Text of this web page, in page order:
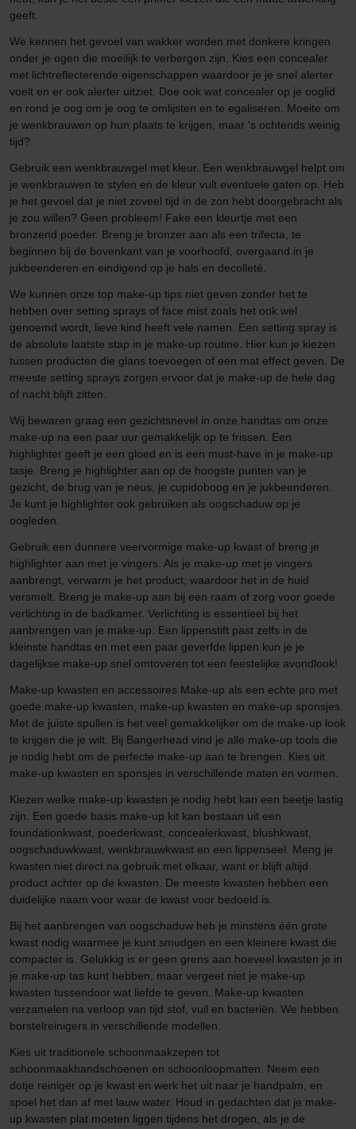
geeft.
We kennen het gevoel van wakker worden met donkere kringen
onder je ogen die moeilijk te verbergen zijn. Kies een concealer
met lichtreflecterende eigenschappen waardoor je je snel alerter
voelt en er ook alerter uitziet. Doe ook wat concealer op je ooglid
en rond je oog om je oog te omlijsten en te egaliseren. Moeite om
je wenkbrauwen op hun plaats te krijgen, maar 's ochtends weinig
tijd?
Gebruik een wenkbrauwgel met kleur. Een wenkbrauwgel helpt om
je wenkbrauwen te stylen en de kleur vult eventuele gaten op. Heb
je het gevoel dat je niet zoveel tijd in de zon hebt doorgebracht als
je zou willen? Geen probleem! Fake een kleurtje met een
bronzend poeder. Breng je bronzer aan als een trifecta, te
beginnen bij de bovenkant van je voorhoofd, overgaand in je
jukbeenderen en eindigend op je hals en decolleté.
We kunnen onze top make-up tips niet geven zonder het te
hebben over setting sprays of face mist zoals het ook wel
genoemd wordt, lieve kind heeft vele namen. Een setting spray is
de absolute laatste stap in je make-up routine. Hier kun je kiezen
tussen producten die glans toevoegen of een mat effect geven. De
meeste setting sprays zorgen ervoor dat je make-up de hele dag
of nacht blijft zitten.
Wij bewaren graag een gezichtsnevel in onze handtas om onze
make-up na een paar uur gemakkelijk op te frissen. Een
highlighter geeft je een gloed en is een must-have in je make-up
tasje. Breng je highlighter aan op de hoogste punten van je
gezicht, de brug van je neus, je cupidoboog en je jukbeenderen.
Je kunt je highlighter ook gebruiken als oogschaduw op je
oogleden.
Gebruik een dunnere veervormige make-up kwast of breng je
highlighter aan met je vingers. Als je make-up met je vingers
aanbrengt, verwarm je het product, waardoor het in de huid
versmelt. Breng je make-up aan bij een raam of zorg voor goede
verlichting in de badkamer. Verlichting is essentieel bij het
aanbrengen van je make-up. Een lippenstift past zelfs in de
kleinste handtas en met een paar geverfde lippen kun je je
dagelijkse make-up snel omtoveren tot een feestelijke avondlook!
Make-up kwasten en accessoires Make-up als een echte pro met
goede make-up kwasten, make-up kwasten en make-up sponsjes.
Met de juiste spullen is het veel gemakkelijker om de make-up look
te krijgen die je wilt. Bij Bangerhead vind je alle make-up tools die
je nodig hebt om de perfecte make-up aan te brengen. Kies uit
make-up kwasten en sponsjes in verschillende maten en vormen.
Kiezen welke make-up kwasten je nodig hebt kan een beetje lastig
zijn. Een goede basis make-up kit kan bestaan uit een
foundationkwast, poederkwast, concealerkwast, blushkwast,
oogschaduwkwast, wenkbrauwkwast en een lippenseel. Meng je
kwasten niet direct na gebruik met elkaar, want er blijft altijd
product achter op de kwasten. De meeste kwasten hebben een
duidelijke naam voor waar de kwast voor bedoeld is.
Bij het aanbrengen van oogschaduw heb je minstens één grote
kwast nodig waarmee je kunt smudgen en een kleinere kwast die
compacter is. Gelukkig is er geen grens aan hoeveel kwasten je in
je make-up tas kunt hebben, maar vergeet niet je make-up
kwasten tussendoor wat liefde te geven. Make-up kwasten
verzamelen na verloop van tijd stof, vuil en bacteriën. We hebben
borstelreinigers in verschillende modellen.
Kies uit traditionele schoonmaakzepen tot
schoonmaakhandschoenen en schoonloopmatten. Neem een
dotje reiniger op je kwast en werk het uit naar je handpalm, en
spoel het dan af met lauw water. Houd in gedachten dat je make-
up kwasten plat moeten liggen tijdens het drogen, als je de